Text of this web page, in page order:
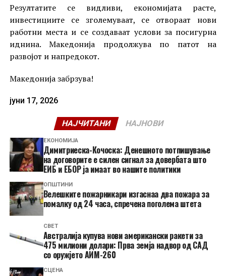
Резултатите се видливи, економијата расте,
инвестициите се зголемуваат, се отвораат нови
работни места и се создаваат услови за посигурна
иднина. Македонија продолжува по патот на
развојот и напредокот.
Македонија забрзува!
јуни 17, 2026
НАЈЧИТАНИ НАЈНОВИ
ЕКОНОМИЈА
Димитриеска-Кочоска: Денешното потпишување
на договорите е силен сигнал за довербата што
ЕИБ и ЕБОР ја имаат во нашите политики
ОПШТИНИ
Велешките пожарникари изгаснаа два пожара за
помалку од 24 часа, спречена поголема штета
СВЕТ
Австралија купува нови американски ракети за
475 милиони долари: Прва земја надвор од САД
со оружјето АИМ-260
СЦЕНА